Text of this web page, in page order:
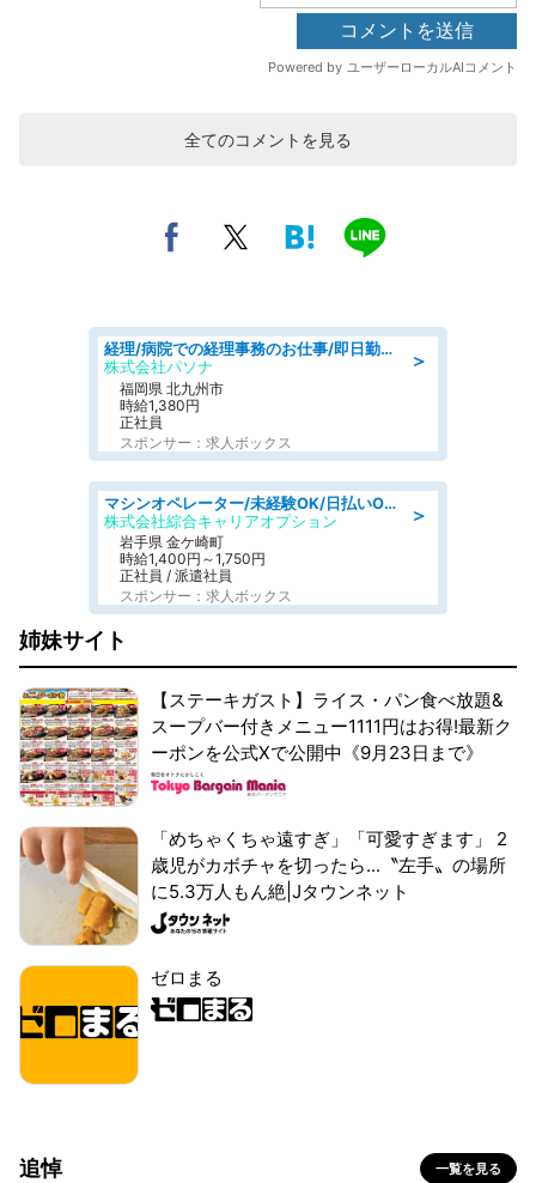
全てのコメントを見る
＞
経理/病院での経理事務のお仕事/即日勤務可/車通勤可/経理/一般事務
株式会社パソナ
福岡県 北九州市
時給1,380円
正社員
スポンサー：求人ボックス
＞
マシンオペレーター/未経験OK/日払いOK/寮完備/交替制/20・30・40代活躍中
株式会社綜合キャリアオプション
岩手県 金ケ崎町
時給1,400円～1,750円
正社員 / 派遣社員
スポンサー：求人ボックス
姉妹サイト
【ステーキガスト】ライス・パン食べ放題&
スープバー付きメニュー1111円はお得!最新ク
ーポンを公式Xで公開中《9月23日まで》
「めちゃくちゃ遠すぎ」「可愛すぎます」 2
歳児がカボチャを切ったら...〝左手〟の場所
に5.3万人もん絶|Jタウンネット
ゼロまる
追悼 一覧を見る